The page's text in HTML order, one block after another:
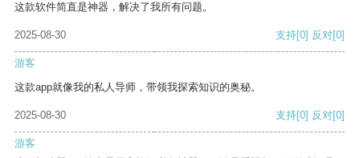
这款软件简直是神器，解决了我所有问题。
2025-08-30 支持[0] 反对[0]
游客
这款app就像我的私人导师，带领我探索知识的奥秘。
2025-08-30 支持[0] 反对[0]
游客